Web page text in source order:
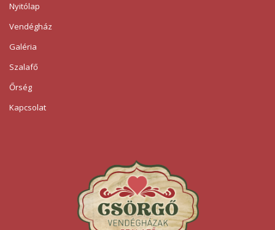
Nyitólap
Vendégház
Galéria
Szalafő
Őrség
Kapcsolat